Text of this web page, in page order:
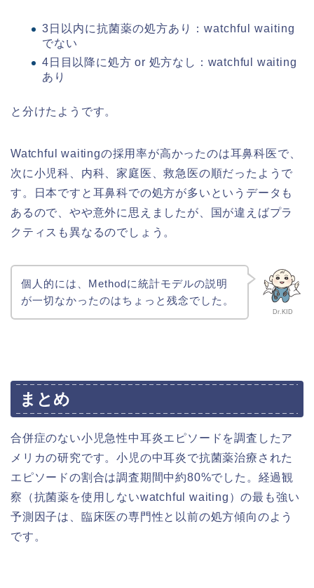
3日以内に抗菌薬の処方あり：watchful waiting
でない
4日目以降に処方 or 処方なし：watchful waiting
あり
と分けたようです。
Watchful waitingの採用率が高かったのは耳鼻科医で、
次に小児科、内科、家庭医、救急医の順だったようで
す。日本ですと耳鼻科での処方が多いというデータも
あるので、やや意外に思えましたが、国が違えばプラ
クティスも異なるのでしょう。
Dr.KID
個人的には、 Methodに統計モデルの説明
が一切なかったのはちょっと残念でした。
まとめ
合併症のない小児急性中耳炎エピソードを調査したア
メリカの研究です。小児の中耳炎で抗菌薬治療された
エピソードの割合は調査期間中約80%でした。経過観
察（抗菌薬を使用しないwatchful waiting）の最も強い
予測因子は、臨床医の専門性と以前の処方傾向のよう
です。